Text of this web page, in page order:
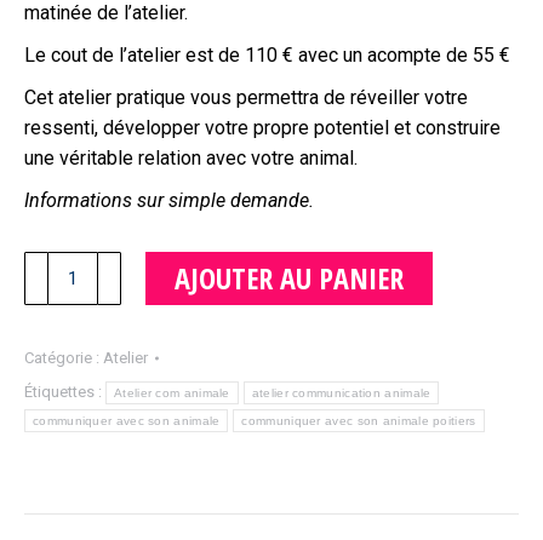
matinée de l’atelier.
Le cout de l’atelier est de 110 € avec un acompte de 55 €
Cet atelier pratique vous permettra de réveiller votre
ressenti, développer votre propre potentiel et construire
une véritable relation avec votre animal.
Informations sur simple demande.
quantité
"Communication
animale"
AJOUTER AU PANIER
Catégorie : Atelier
Étiquettes :
Atelier com animale atelier communication animale
communiquer avec son animale communiquer avec son animale poitiers